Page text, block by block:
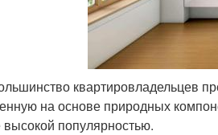
квартировладельцев
на основе природных
популярностью.